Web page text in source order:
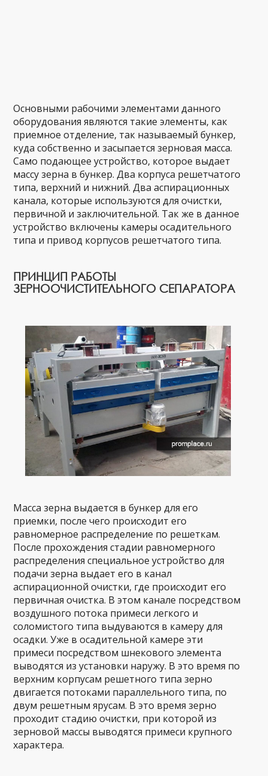
Основными рабочими элементами данного
оборудования являются такие элементы, как
приемное отделение, так называемый бункер,
куда собственно и засыпается зерновая масса.
Само подающее устройство, которое выдает
массу зерна в бункер. Два корпуса решетчатого
типа, верхний и нижний. Два аспирационных
канала, которые используются для очистки,
первичной и заключительной. Так же в данное
устройство включены камеры осадительного
типа и привод корпусов решетчатого типа.
ПРИНЦИП РАБОТЫ
ЗЕРНООЧИСТИТЕЛЬНОГО СЕПАРАТОРА
Масса зерна выдается в бункер для его
приемки, после чего происходит его
равномерное распределение по решеткам.
После прохождения стадии равномерного
распределения специальное устройство для
подачи зерна выдает его в канал
аспирационной очистки, где происходит его
первичная очистка. В этом канале посредством
воздушного потока примеси легкого и
соломистого типа выдуваются в камеру для
осадки. Уже в осадительной камере эти
примеси посредством шнекового элемента
выводятся из установки наружу. В это время по
верхним корпусам решетного типа зерно
двигается потоками параллельного типа, по
двум решетным ярусам. В это время зерно
проходит стадию очистки, при которой из
зерновой массы выводятся примеси крупного
характера.